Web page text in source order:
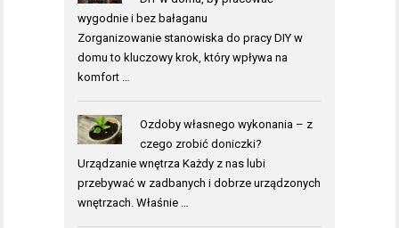
wygodnie i bez bałaganu
Zorganizowanie stanowiska do pracy DIY w
domu to kluczowy krok, który wpływa na
komfort …
Ozdoby własnego wykonania – z
czego zrobić doniczki?
Urządzanie wnętrza Każdy z nas lubi
przebywać w zadbanych i dobrze urządzonych
wnętrzach. Właśnie …